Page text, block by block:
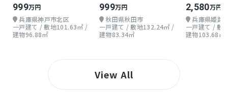
999万円
兵庫県神戸市北区
一戸建て / 敷地101.63㎡ /
建物96.88㎡
999万円
秋田県秋田市
一戸建て / 敷地132.24㎡ /
建物83.34㎡
2,580万円
兵庫県姫路
一戸建て / 敷
建物103.68㎡
View All